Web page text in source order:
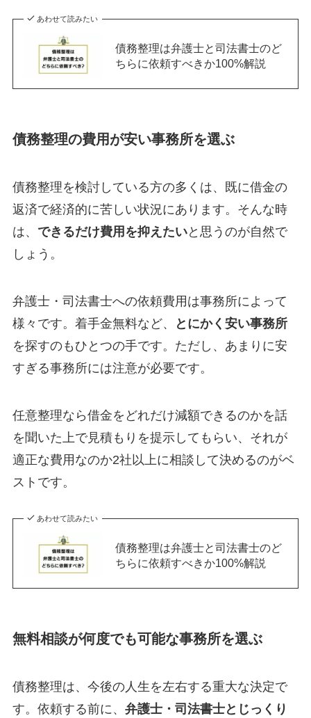
あわせて読みたい
債務整理は弁護士と司法書士のど
ちらに依頼すべきか100%解説
債務整理の費用が安い事務所を選ぶ
債務整理を検討している方の多くは、既に借金の
返済で経済的に苦しい状況にあります。そんな時
は、 できるだけ費用を抑えたいと思うのが自然で
しょう。
弁護士・司法書士への依頼費用は事務所によって
様々です。着手金無料など、
とにかく安い事務所
を探すのもひとつの手です。ただし、あまりに安
すぎる事務所には注意が必要です。
任意整理なら借金をどれだけ減額できるのかを話
を聞いた上で見積もりを提示してもらい、それが
適正な費用なのか2社以上に相談して決めるのがベ
ストです。
あわせて読みたい
債務整理は弁護士と司法書士のど
ちらに依頼すべきか100%解説
無料相談が何度でも可能な事務所を選ぶ
債務整理は、今後の人生を左右する重大な決定で
す。依頼する前に、 弁護士・司法書士とじっくり